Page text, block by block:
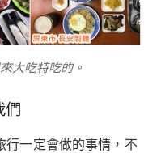
大吃特吃的。
們
行一定會做的事情，不